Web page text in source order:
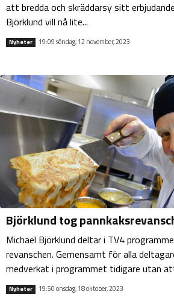
att bredda och skräddarsy sitt
Björklund vill nå lite...
Nyheter 19:09 söndag, 12 november, 2023
Björklund tog
Michael Björklund deltar i TV4
revanschen. Gemensamt för alla
medverkat i programmet tidigare utan
Nyheter 19:50 onsdag, 18 oktober, 2023